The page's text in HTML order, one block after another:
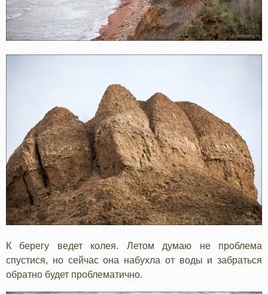
К берегу ведет колея. Летом думаю не проблема
спустися, но сейчас она набухла от воды и забраться
обратно будет проблематично.